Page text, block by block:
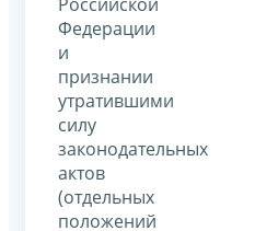
Федерации
и
признании
утратившими
силу
законодательных
актов
(отдельных
положений